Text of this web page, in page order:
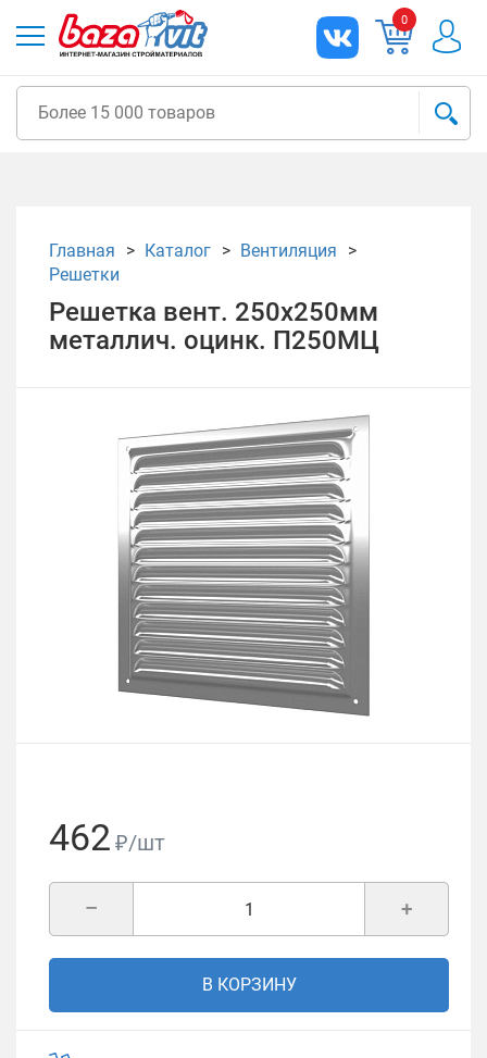
0
Главная Каталог
Вентиляция
Решетки
Решетка вент. 250х250мм
металлич. оцинк. П250МЦ
462 ₽/шт
+
–
В КОРЗИНУ